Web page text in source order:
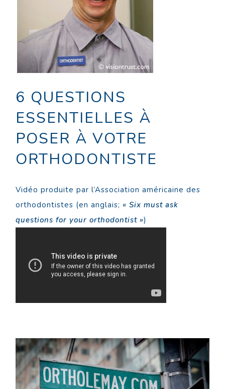
6 QUESTIONS
ESSENTIELLES À
POSER À VOTRE
ORTHODONTISTE
Vidéo produite par l’Association américaine des
orthodontistes (en anglais; « Six must ask
questions for your orthodontist »)